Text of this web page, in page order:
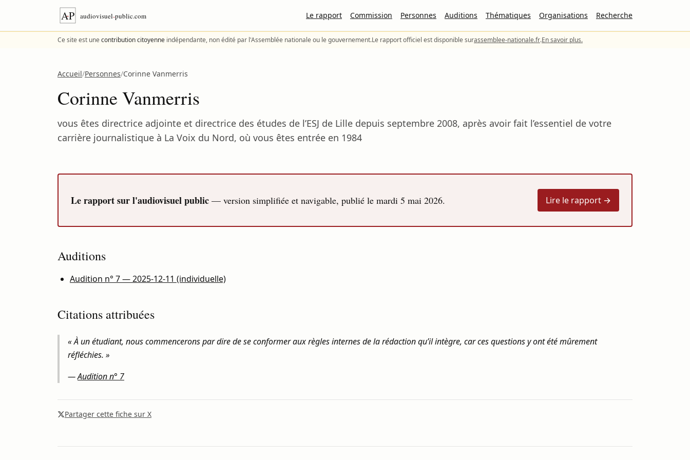
Aller au contenu
Le rapport Commission Personnes Auditions Thématiques Organisations Recherche
Ce site est unecontribution citoyenne indépendante, non édité par l'Assemblée nationale ou le gouvernement.Le rapport officiel est disponible surassemblee-nationale.fr.En savoir plus.
Accueil/Personnes/Corinne Vanmerris
Corinne Vanmerris
vous êtes directrice adjointe et directrice des études de l’ESJ de Lille depuis septembre 2008, après avoir fait l’essentiel de votre
carrière journalistique à La Voix du Nord, où vous êtes entrée en 1984
Le rapport sur l'audiovisuel public — version simplifiée et navigable, publié le mardi 5 mai 2026. Lire le rapport →
Auditions
Audition n° 7 — 2025-12-11 (individuelle)
Citations attribuées
« À un étudiant, nous commencerons par dire de se conformer aux règles internes de la rédaction qu’il intègre, car ces questions y ont été mûrement
réfléchies. »
—Audition n° 7
Partager cette fiche sur X